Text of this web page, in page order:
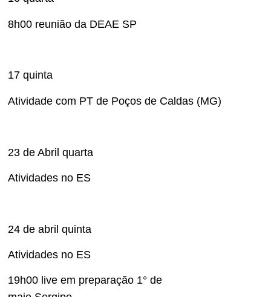
8h00 reunião da DEAE SP
17 quinta
Atividade com PT de Poços de Caldas (MG)
23 de Abril quarta
Atividades no ES
24 de abril quinta
Atividades no ES
19h00 live em preparação 1° de